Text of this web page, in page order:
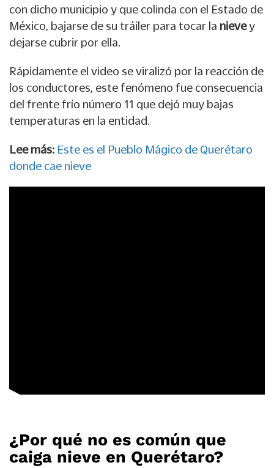
con dicho municipio y que colinda con el Estado de
México, bajarse de su tráiler para tocar la nievey
dejarse cubrir por ella.
Rápidamente el video se viralizó por la reacción de
los conductores, este fenómeno fue consecuencia
del frente frío número 11 que dejó muy bajas
temperaturas en la entidad.
Lee más: Este es el Pueblo Mágico de Querétaro
donde cae nieve
¿Por qué no es común que
caiga nieve en Querétaro?